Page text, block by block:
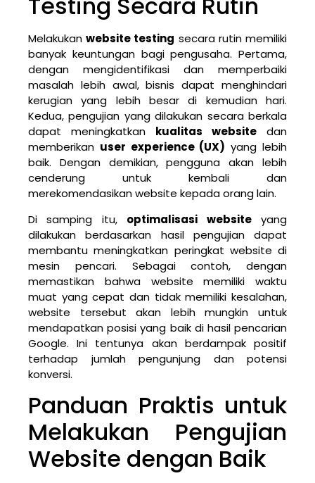
Melakukanwebsite testing secara rutin memiliki
banyak keuntungan bagi pengusaha. Pertama,
dengan mengidentifikasi dan memperbaiki
masalah lebih awal, bisnis dapat menghindari
kerugian yang lebih besar di kemudian hari.
Kedua, pengujian yang dilakukan secara berkala
dapat meningkatkan kualitas website dan
memberikan user experience (UX) yang lebih
baik. Dengan demikian, pengguna akan lebih
cenderung untuk kembali dan
merekomendasikan website kepada orang lain.
Di samping itu, optimalisasi websiteyang
dilakukan berdasarkan hasil pengujian dapat
membantu meningkatkan peringkat website di
mesin pencari. Sebagai contoh, dengan
memastikan bahwa website memiliki waktu
muat yang cepat dan tidak memiliki kesalahan,
website tersebut akan lebih mungkin untuk
mendapatkan posisi yang baik di hasil pencarian
Google. Ini tentunya akan berdampak positif
terhadap jumlah pengunjung dan potensi
konversi.
Panduan Praktis untuk
Melakukan Pengujian
Website dengan Baik